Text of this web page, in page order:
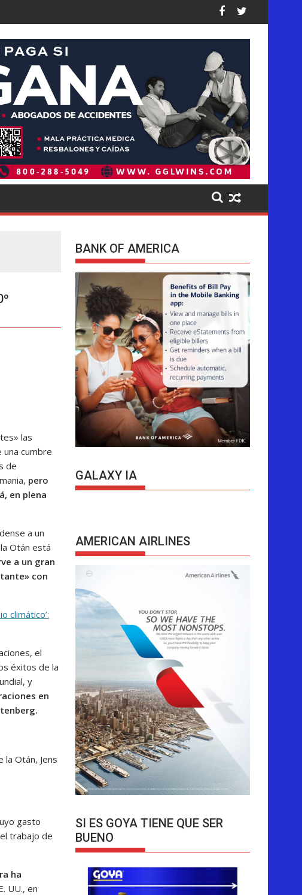
Unidos: así están las cifras
de forma desproporcionada a los latinos en EE. UU., dice
Pistas del presunto autor intelectual
las
una cumbre
de
pero
en plena
a un
Otán está
a un gran
con
climático’:
el
éxitos de la
y
en
la Otán, Jens
gasto
trabajo de
ha
UU., en
BANK OF AMERICA
GALAXY IA
AMERICAN AIRLINES
SI ES GOYA TIENE QUE SER
BUENO